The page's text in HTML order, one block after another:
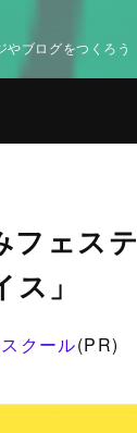
やブログをつくろう
フェステ
」
クール(PR)